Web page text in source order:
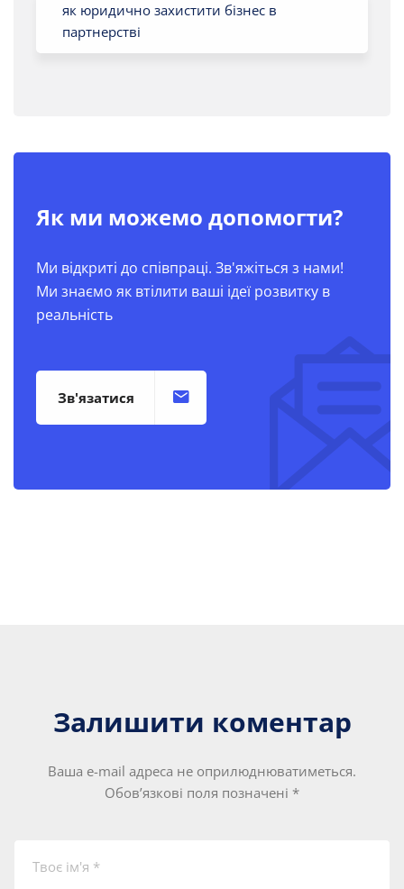
як юридично захистити бізнес в
партнерстві
Як ми можемо допомогти?
Ми відкриті до співпраці. Зв'яжіться з нами!
Ми знаємо як втілити ваші ідеї розвитку в
реальність
Зв'язатися
Залишити коментар
Ваша e-mail адреса не оприлюднюватиметься.
Обов’язкові поля позначені *